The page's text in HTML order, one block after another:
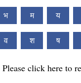
भ म य
व श ष
Please click here to